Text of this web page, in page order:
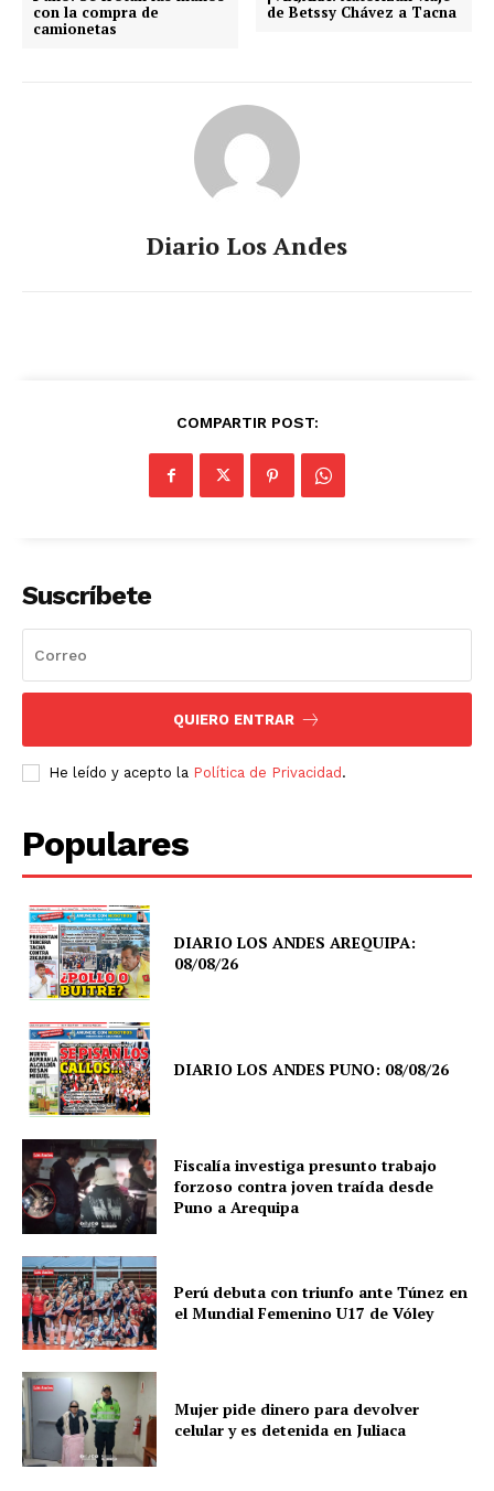
con la compra de
camionetas
de Betssy Chávez a Tacna
Diario Los Andes
COMPARTIR POST:
Suscríbete
QUIERO ENTRAR
He leído y acepto la Política de Privacidad .
Populares
DIARIO LOS ANDES AREQUIPA:
08/08/26
DIARIO LOS ANDES PUNO: 08/08/26
Fiscalía investiga presunto trabajo
forzoso contra joven traída desde
Puno a Arequipa
Perú debuta con triunfo ante Túnez en
el Mundial Femenino U17 de Vóley
Mujer pide dinero para devolver
celular y es detenida en Juliaca